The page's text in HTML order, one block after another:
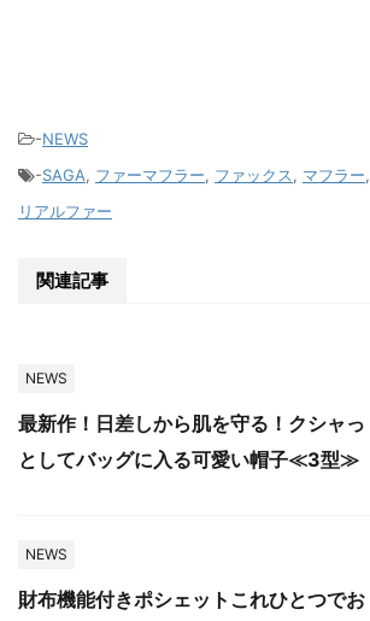
-NEWS
-SAGA, ファーマフラー, ファックス, マフラー,
リアルファー
関連記事
NEWS
最新作！日差しから肌を守る！クシャっ
としてバッグに入る可愛い帽子≪3型≫
NEWS
財布機能付きポシェットこれひとつでお